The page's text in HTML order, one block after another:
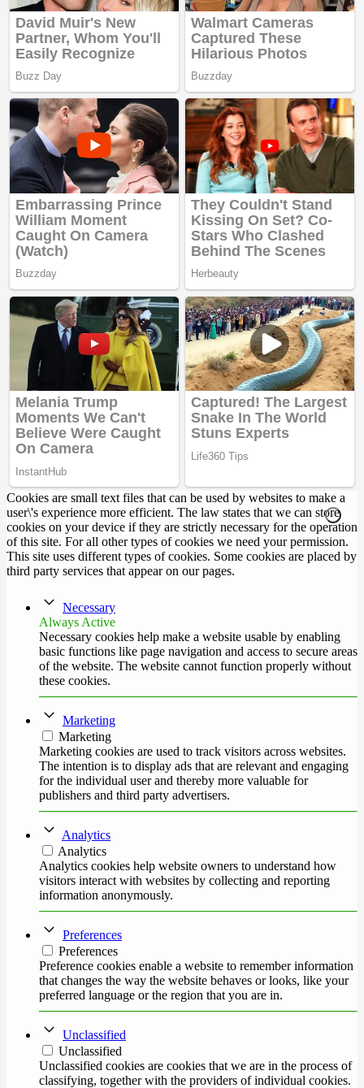
Cookies are small text files that can be used by websites to make a
user\'s experience more efficient. The law states that we can store
cookies on your device if they are strictly necessary for the operation
of this site. For all other types of cookies we need your permission.
This site uses different types of cookies. Some cookies are placed by
third party services that appear on our pages.
Necessary
Always Active
Necessary cookies help make a website usable by enabling
basic functions like page navigation and access to secure areas
of the website. The website cannot function properly without
these cookies.
Marketing
Marketing
Marketing cookies are used to track visitors across websites.
The intention is to display ads that are relevant and engaging
for the individual user and thereby more valuable for
publishers and third party advertisers.
Analytics
Analytics
Analytics cookies help website owners to understand how
visitors interact with websites by collecting and reporting
information anonymously.
Preferences
Preferences
Preference cookies enable a website to remember information
that changes the way the website behaves or looks, like your
preferred language or the region that you are in.
Unclassified
Unclassified
Unclassified cookies are cookies that we are in the process of
classifying, together with the providers of individual cookies.